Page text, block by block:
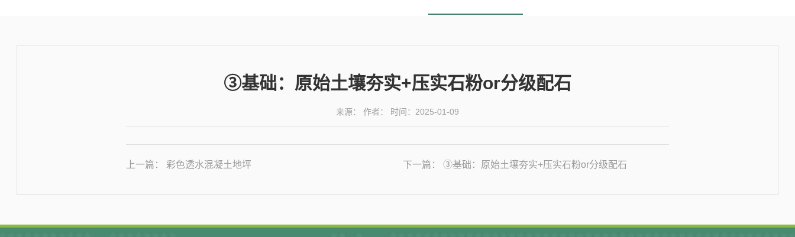
③基础：原始土壤夯实+压实石粉or分级配石
来源： 作者： 时间：2025-01-09
上一篇： 彩色透水混凝土地坪 下一篇： ③基础：原始土壤夯实+压实石粉or分级配石